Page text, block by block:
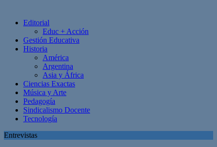
Editorial
Educ + Acción
Gestión Educativa
Historia
América
Argentina
Asia y África
Ciencias Exactas
Música y Arte
Pedagogía
Sindicalismo Docente
Tecnología
Entrevistas